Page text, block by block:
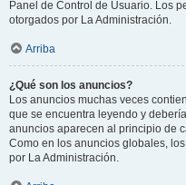
Panel de Control de Usuario. Los
otorgados por La Administración.
Arriba
¿Qué son los anuncios?
Los anuncios muchas veces
que se encuentra leyendo y
anuncios aparecen al principio de
Como en los anuncios globales,
por La Administración.